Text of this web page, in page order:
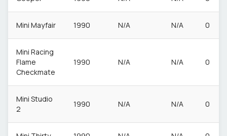
Mini Mayfair 1990 N/A N/A 0
Mini Racing
Flame
Checkmate
1990 N/A N/A 0
Mini Studio
2
1990 N/A N/A 0